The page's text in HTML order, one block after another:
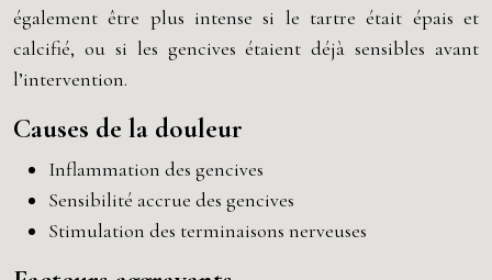
également être plus intense si le tartre était épais et
calcifié, ou si les gencives étaient déjà sensibles avant
l’intervention.
Causes de la douleur
Inflammation des gencives
Sensibilité accrue des gencives
Stimulation des terminaisons nerveuses